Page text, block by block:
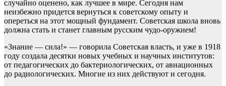
случайно оценено, как лучшее в мире. Сегодня нам
неизбежно придется вернуться к советскому опыту и
опереться на этот мощный фундамент. Советская школа вновь
должна стать и станет главным русским чудо-оружием!
«Знание — сила!» — говорила Советская власть, и уже в 1918
году создала десятки новых учебных и научных институтов:
от педагогических до бактериологических, от авиационных
до радиологических. Многие из них действуют и сегодня.